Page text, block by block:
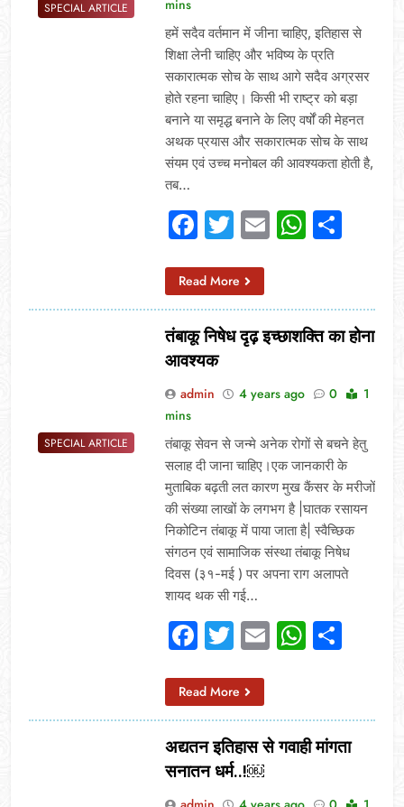
SPECIAL ARTICLE
mins
हमें सदैव वर्तमान में जीना चाहिए, इतिहास से
शिक्षा लेनी चाहिए और भविष्य के प्रति
सकारात्मक सोच के साथ आगे सदैव अग्रसर
होते रहना चाहिए। किसी भी राष्ट्र को बड़ा
बनाने या समृद्ध बनाने के लिए वर्षों की मेहनत
अथक प्रयास और सकारात्मक सोच के साथ
संयम एवं उच्च मनोबल की आवश्यकता होती है,
तब…
Facebook
Twitter
Email
Read More
SPECIAL ARTICLE
तंबाकू निषेध दृढ़ इच्छाशक्ति का होना
आवश्यक
admin 4 years ago 0
1
mins
तंबाकू सेवन से जन्मे अनेक रोगों से बचने हेतु
सलाह दी जाना चाहिए।एक जानकारी के
मुताबिक बढ़ती लत कारण मुख कैंसर के मरीजों
की संख्या लाखों के लगभग है |घातक रसायन
निकोटिन तंबाकू में पाया जाता है| स्वैच्छिक
संगठन एवं सामाजिक संस्था तंबाकू निषेध
दिवस (३१-मई ) पर अपना राग अलापते
शायद थक सी गई…
Facebook
Twitter
Email
Read More
अद्यतन इतिहास से गवाही मांगता
सनातन धर्म..!￼